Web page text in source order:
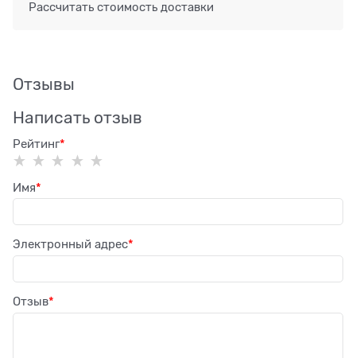
Рассчитать стоимость доставки
Отзывы
Написать отзыв
Рейтинг
Имя
Электронный адрес
Отзыв